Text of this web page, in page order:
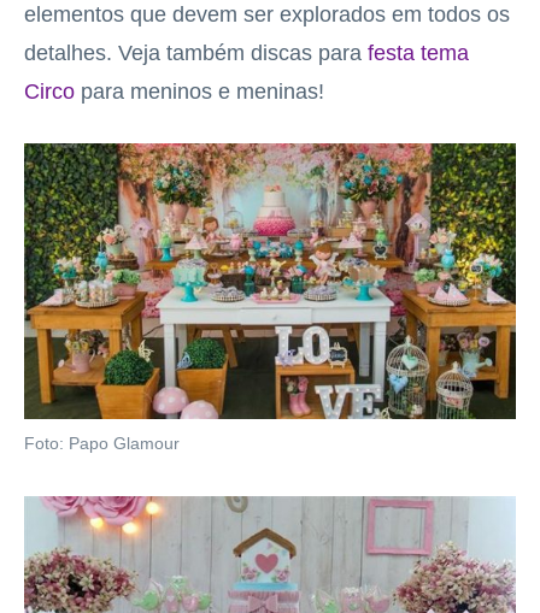
elementos que devem ser explorados em todos os
detalhes. Veja também discas para festa tema
Circo para meninos e meninas!
Foto: Papo Glamour